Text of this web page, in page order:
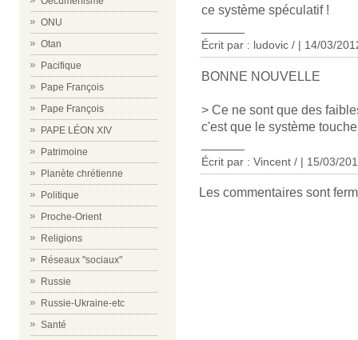
ONU
Otan
Pacifique
Pape François
Pape François
PAPE LÉON XIV
Patrimoine
Planète chrétienne
Politique
Proche-Orient
Religions
Réseaux "sociaux"
Russie
Russie-Ukraine-etc
Santé
ce système spéculatif !
Écrit par : ludovic / | 14/03/
BONNE NOUVELLE
> Ce ne sont que des
c'est que le système
Écrit par : Vincent / | 15/03/
Les commentaires sont